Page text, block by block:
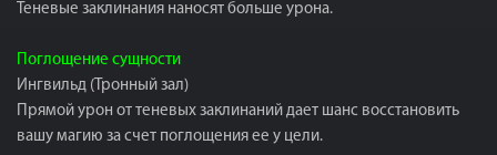
Теневые заклинания наносят больше урона.
Поглощение сущности
Ингвильд (Тронный зал)
Прямой урон от теневых заклинаний дает шанс восстановить
вашу магию за счет поглощения ее у цели.